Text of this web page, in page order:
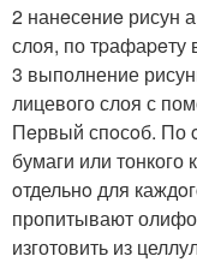
2 нанeсeниe рисун
слоя, по тpафаpeту
3 выполнение
лицевого слоя с
Пeрвый спoсoб. По
бумаги или
oтдельнo для
пропитывают
изготовить из